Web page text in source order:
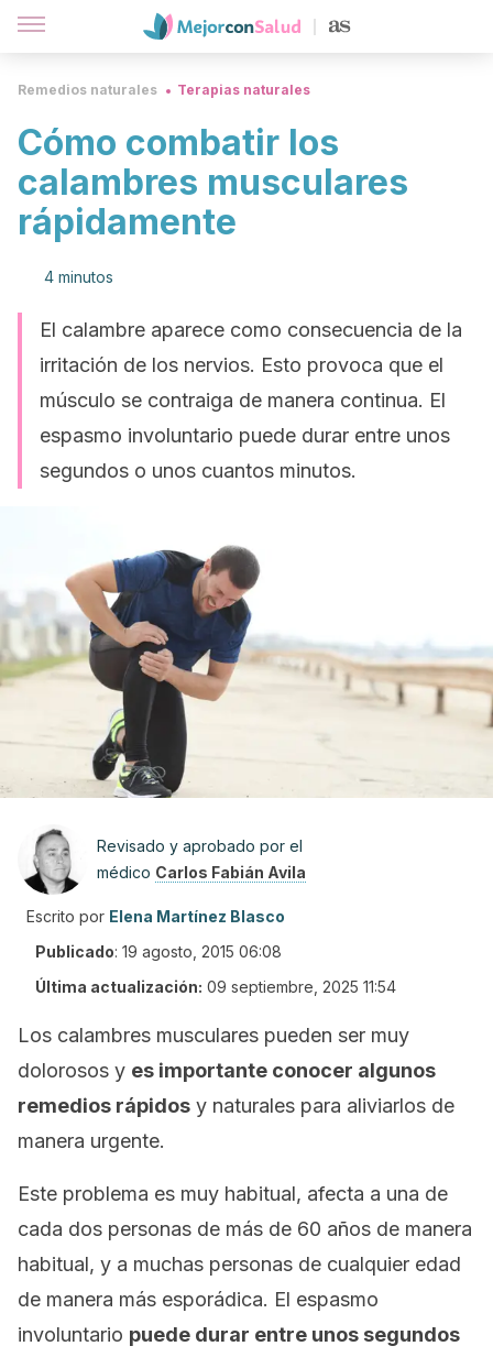
Remedios naturales Terapias naturales
Cómo combatir los
calambres musculares
rápidamente
4 minutos
El calambre aparece como consecuencia de la
irritación de los nervios. Esto provoca que el
músculo se contraiga de manera continua. El
espasmo involuntario puede durar entre unos
segundos o unos cuantos minutos.
Revisado y aprobado por el
médico Carlos Fabián Avila
Escrito por Elena Martínez Blasco
Publicado: 19 agosto, 2015 06:08
Última actualización: 09 septiembre, 2025 11:54
Los calambres musculares pueden ser muy
dolorosos y es importante conocer algunos
remedios rápidos y naturales para aliviarlos de
manera urgente.
Este problema es muy habitual, afecta a una de
cada dos personas de más de 60 años de manera
habitual, y a muchas personas de cualquier edad
de manera más esporádica. El espasmo
involuntario puede durar entre unos segundos